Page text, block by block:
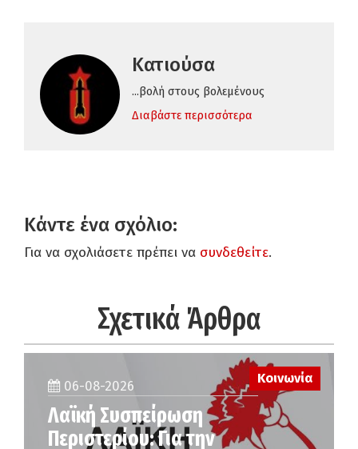
Κατιούσα
...βολή στους βολεμένους
Διαβάστε περισσότερα
Κάντε ένα σχόλιο:
Για να σχολιάσετε πρέπει να συνδεθείτε.
Σχετικά Άρθρα
Κοινωνία
06-08-2026
Λαϊκή Συσπείρωση
Περιστερίου: Για την